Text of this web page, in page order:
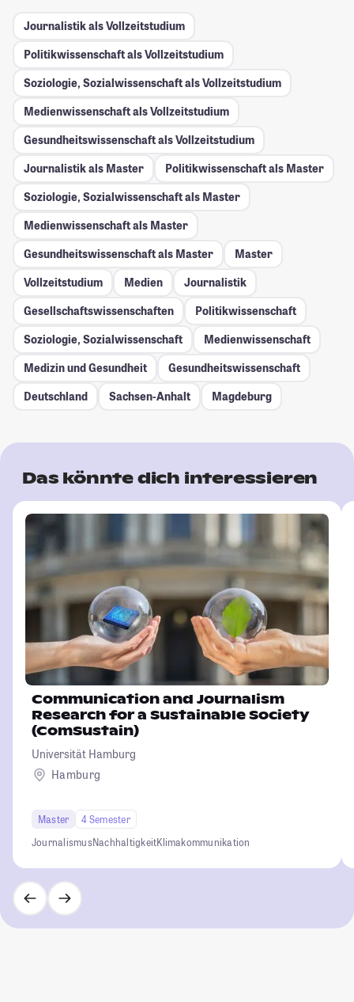
Journalistik als Vollzeitstudium
Politikwissenschaft als Vollzeitstudium
Soziologie, Sozialwissenschaft als Vollzeitstudium
Medienwissenschaft als Vollzeitstudium
Gesundheitswissenschaft als Vollzeitstudium
Journalistik als Master
Politikwissenschaft als Master
Soziologie, Sozialwissenschaft als Master
Medienwissenschaft als Master
Gesundheitswissenschaft als Master
Master
Vollzeitstudium
Medien
Journalistik
Gesellschafts­wissenschaften
Politikwissenschaft
Soziologie, Sozialwissenschaft
Medienwissenschaft
Medizin und Gesundheit
Gesundheitswissenschaft
Deutschland
Sachsen-Anhalt Magdeburg
Das könnte dich interessieren
Communication and Journalism
Research for a Sustainable Society
(ComSustain)
Universität Hamburg
Hamburg
Master
4 Semester
JournalismusNachhaltigkeitKlimakommunikation